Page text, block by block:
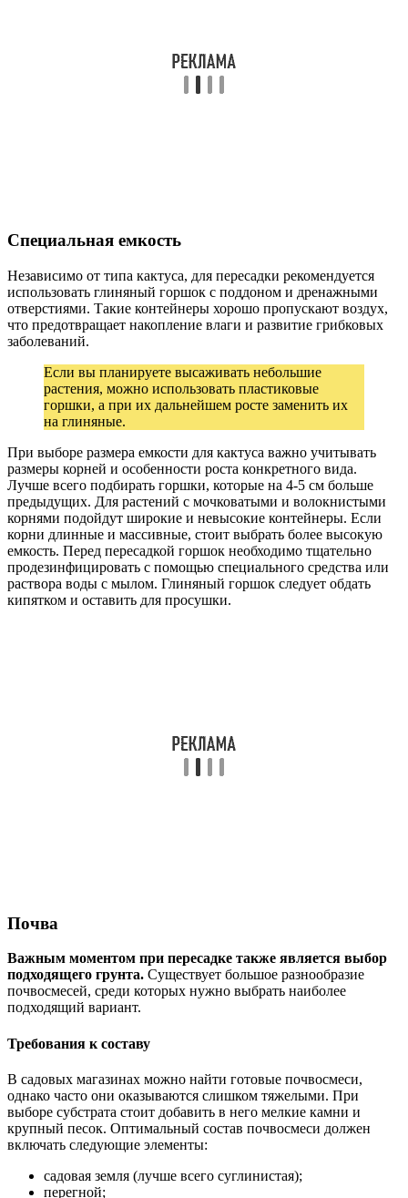
Специальная емкость
Независимо от типа кактуса, для пересадки рекомендуется
использовать глиняный горшок с поддоном и дренажными
отверстиями. Такие контейнеры хорошо пропускают воздух,
что предотвращает накопление влаги и развитие грибковых
заболеваний.
Если вы планируете высаживать небольшие
растения, можно использовать пластиковые
горшки, а при их дальнейшем росте заменить их
на глиняные.
При выборе размера емкости для кактуса важно учитывать
размеры корней и особенности роста конкретного вида.
Лучше всего подбирать горшки, которые на 4-5 см больше
предыдущих. Для растений с мочковатыми и волокнистыми
корнями подойдут широкие и невысокие контейнеры. Если
корни длинные и массивные, стоит выбрать более высокую
емкость. Перед пересадкой горшок необходимо тщательно
продезинфицировать с помощью специального средства или
раствора воды с мылом. Глиняный горшок следует обдать
кипятком и оставить для просушки.
Почва
Важным моментом при пересадке также является выбор
подходящего грунта. Существует большое разнообразие
почвосмесей, среди которых нужно выбрать наиболее
подходящий вариант.
Требования к составу
В садовых магазинах можно найти готовые почвосмеси,
однако часто они оказываются слишком тяжелыми. При
выборе субстрата стоит добавить в него мелкие камни и
крупный песок. Оптимальный состав почвосмеси должен
включать следующие элементы:
садовая земля (лучше всего суглинистая);
перегной;